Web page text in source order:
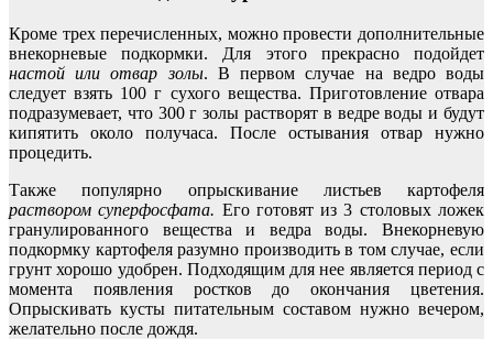
Кроме трех перечисленных, можно провести дополнительные
внекорневые подкормки. Для этого прекрасно подойдет
настой или отвар золы. В первом случае на ведро воды
следует взять 100 г сухого вещества. Приготовление отвара
подразумевает, что 300 г золы растворят в ведре воды и будут
кипятить около получаса. После остывания отвар нужно
процедить.
Также популярно опрыскивание листьев картофеля
раствором суперфосфата. Его готовят из 3 столовых ложек
гранулированного вещества и ведра воды. Внекорневую
подкормку картофеля разумно производить в том случае, если
грунт хорошо удобрен. Подходящим для нее является период с
момента появления ростков до окончания цветения.
Опрыскивать кусты питательным составом нужно вечером,
желательно после дождя.